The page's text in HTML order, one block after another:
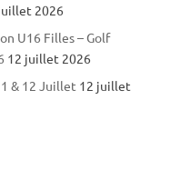
2026
U16 Filles – Golf
12 juillet 2026
& 12 Juillet 12 juillet